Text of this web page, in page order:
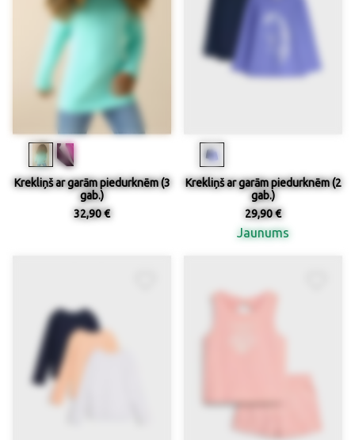
Krekliņš ar garām piedurknēm (3
gab.)
32,90 €
Krekliņš ar garām piedurknēm (2
gab.)
29,90 €
Jaunums